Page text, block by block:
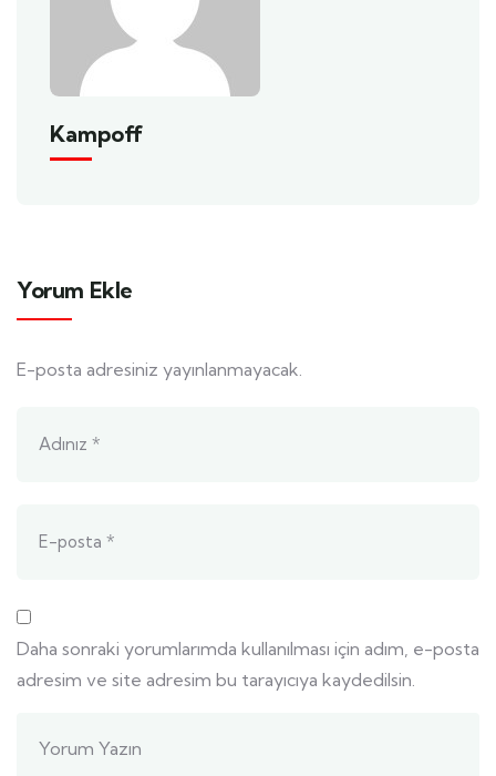
Kampoff
Yorum Ekle
E-posta adresiniz yayınlanmayacak.
Daha sonraki yorumlarımda kullanılması için adım, e-posta
adresim ve site adresim bu tarayıcıya kaydedilsin.